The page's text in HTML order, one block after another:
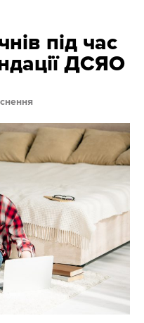
під час
ДСЯО